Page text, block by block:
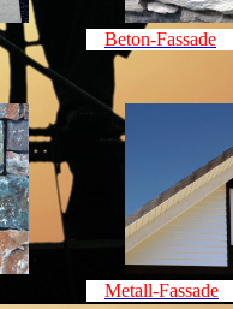
Beton-Fassade
Metall-Fassade